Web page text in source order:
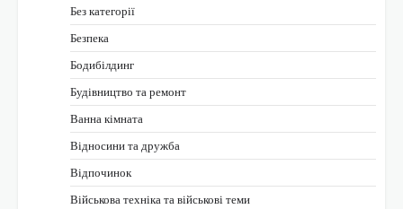
Без категорії
Безпека
Бодибілдинг
Будівництво та ремонт
Ванна кімната
Відносини та дружба
Відпочинок
Військова техніка та військові теми